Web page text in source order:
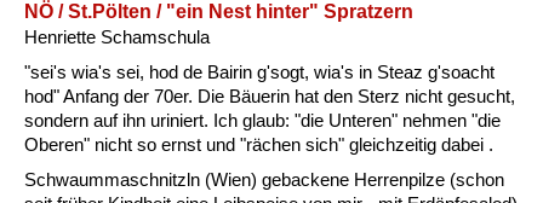
Natur und Landwirtschaft
Fluchen und Reden
Mensch, Tier und Alltag
NÖ / St.Pölten / "ein Nest hinter" Spratzern
Henriette Schamschula
"sei's wia's sei, hod de Bairin g'sogt, wia's in Steaz g'soacht
hod" Anfang der 70er. Die Bäuerin hat den Sterz nicht gesucht,
sondern auf ihn uriniert. Ich glaub: "die Unteren" nehmen "die
Oberen" nicht so ernst und "rächen sich" gleichzeitig dabei .
Schwaummaschnitzln (Wien) gebackene Herrenpilze (schon